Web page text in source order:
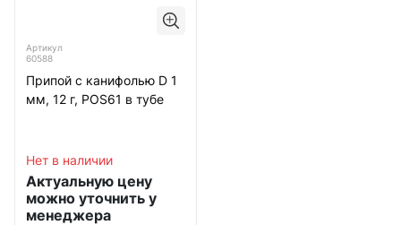
Артикул
60588
Припой с канифолью D 1
мм, 12 г, POS61 в тубе
Нет в наличии
Актуальную цену
можно уточнить у
менеджера